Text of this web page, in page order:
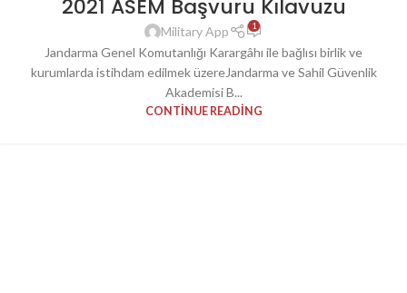
2021 ASEM Başvuru Kılavuzu
Military App 1
Jandarma Genel Komutanlığı Karargâhı ile bağlısı birlik ve
kurumlarda istihdam edilmek üzereJandarma ve Sahil Güvenlik
Akademisi B...
CONTINUE READING